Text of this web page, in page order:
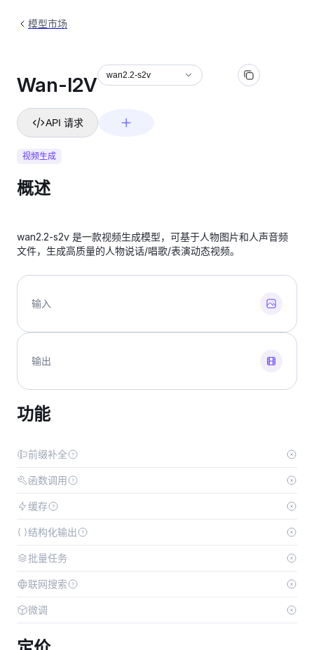
模型市场
Wan-I2V wan2.2-s2v
API 请求
视频生成
概述
wan2.2-s2v 是一款视频生成模型，可基于人物图片和人声音频
文件，生成高质量的人物说话/唱歌/表演动态视频。
输入
输出
功能
前缀补全
函数调用
缓存
结构化输出
批量任务
联网搜索
微调